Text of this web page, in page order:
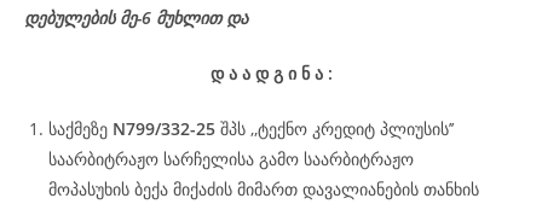
დებულების მე-6 მუხლით და
დ ა ა დ გ ი ნ ა :
საქმეზე N799/332-25 შპს ,,ტექნო კრედიტ პლიუსის’’
საარბიტრაჟო სარჩელისა გამო საარბიტრაჟო
მოპასუხის ბექა მიქაძის მიმართ დავალიანების თანხის